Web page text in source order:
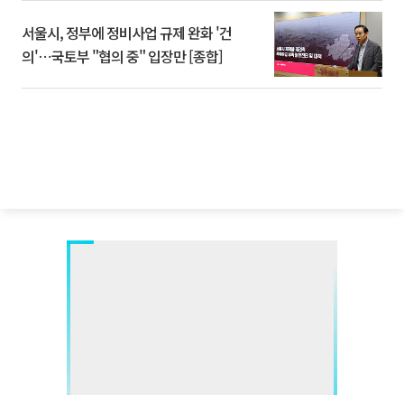
서울시, 정부에 정비사업 규제 완화 '건
의'⋯국토부 "협의 중" 입장만 [종합]